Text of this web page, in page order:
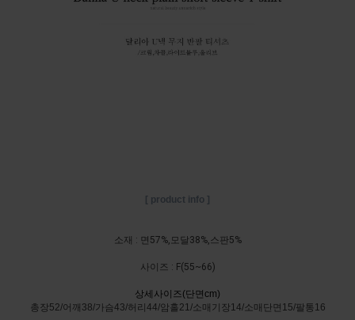
[ product info ]
소재 : 면57%,모달38%,스판5%
사이즈 : F(55~66)
상세사이즈(단면cm)
총장52/어깨38/가슴43/허리44/암홀21/소매기장14/소매단면15/팔통16